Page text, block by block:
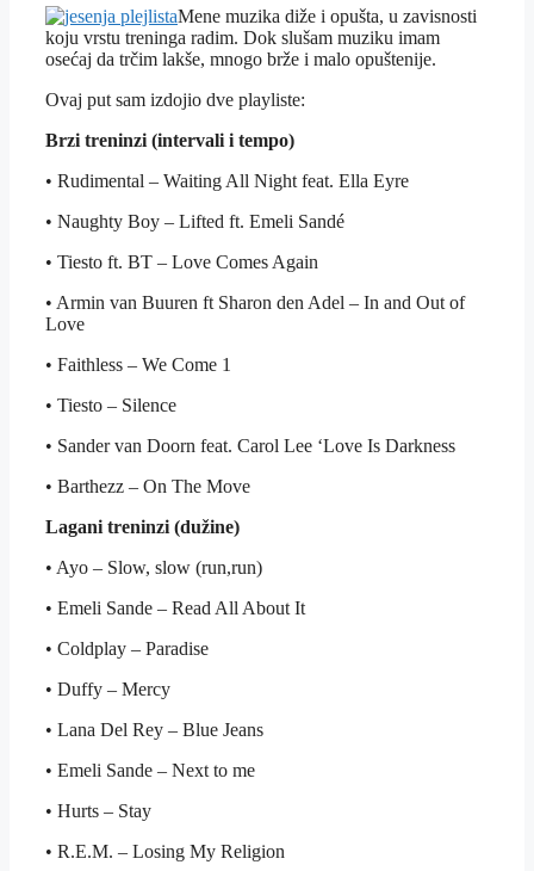
Mene muzika diže i opušta, u zavisnosti
koju vrstu treninga radim. Dok slušam muziku imam
osećaj da trčim lakše, mnogo brže i malo opuštenije.
Ovaj put sam izdojio dve playliste:
Brzi treninzi (intervali i tempo)
• Rudimental – Waiting All Night feat. Ella Eyre
• Naughty Boy – Lifted ft. Emeli Sandé
• Tiesto ft. BT – Love Comes Again
• Armin van Buuren ft Sharon den Adel – In and Out of
Love
• Faithless – We Come 1
• Tiesto – Silence
• Sander van Doorn feat. Carol Lee ‘Love Is Darkness
• Barthezz – On The Move
Lagani treninzi (dužine)
• Ayo – Slow, slow (run,run)
• Emeli Sande – Read All About It
• Coldplay – Paradise
• Duffy – Mercy
• Lana Del Rey – Blue Jeans
• Emeli Sande – Next to me
• Hurts – Stay
• R.E.M. – Losing My Religion